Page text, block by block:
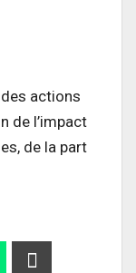
actions
de l’impact
de la part